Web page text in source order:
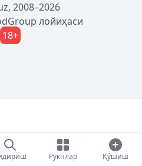
2008–2026
лойиҳаси
18+
Рукнлар Қўшиш